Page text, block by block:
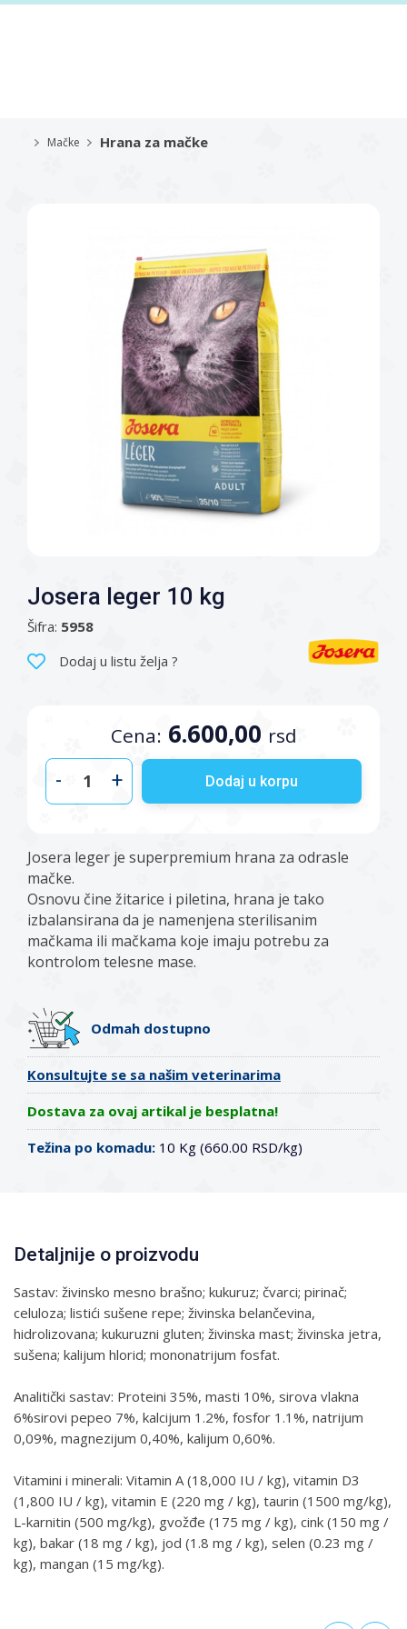
Mačke Hrana za mačke
Josera leger 10 kg
Šifra: 5958
Dodaj u listu želja ?
Cena: 6.600,00 rsd
- + Dodaj u korpu
Josera leger je superpremium hrana za odrasle
mačke.
Osnovu čine žitarice i piletina, hrana je tako
izbalansirana da je namenjena sterilisanim
mačkama ili mačkama koje imaju potrebu za
kontrolom telesne mase.
Odmah dostupno
Konsultujte se sa našim veterinarima
Dostava za ovaj artikal je besplatna!
Težina po komadu: 10 Kg (660.00 RSD/kg)
Detaljnije o proizvodu
Sastav: živinsko mesno brašno; kukuruz; čvarci; pirinač;
celuloza; listići sušene repe; živinska belančevina,
hidrolizovana; kukuruzni gluten; živinska mast; živinska jetra,
sušena; kalijum hlorid; mononatrijum fosfat.
Analitički sastav: Proteini 35%, masti 10%, sirova vlakna
6%sirovi pepeo 7%, kalcijum 1.2%, fosfor 1.1%, natrijum
0,09%, magnezijum 0,40%, kalijum 0,60%.
Vitamini i minerali: Vitamin A (18,000 IU / kg), vitamin D3
(1,800 IU / kg), vitamin E (220 mg / kg), taurin (1500 mg/kg),
L-karnitin (500 mg/kg), gvožđe (175 mg / kg), cink (150 mg /
kg), bakar (18 mg / kg), jod (1.8 mg / kg), selen (0.23 mg /
kg), mangan (15 mg/kg).